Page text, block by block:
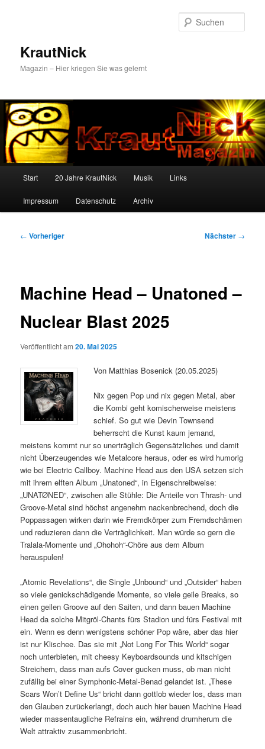
KrautNick
Magazin – Hier kriegen Sie was gelernt
Start 20 Jahre KrautNick Musik Links
Impressum Datenschutz Archiv
Beitragsnavigation
← Vorheriger Nächster →
Machine Head – Unatoned –
Nuclear Blast 2025
Veröffentlicht am20. Mai 2025
Von Matthias Bosenick (20.05.2025)
Nix gegen Pop und nix gegen Metal, aber
die Kombi geht komischerweise meistens
schief. So gut wie Devin Townsend
beherrscht die Kunst kaum jemand,
meistens kommt nur so unerträglich Gegensätzliches und damit
nicht Überzeugendes wie Metalcore heraus, oder es wird humorig
wie bei Electric Callboy. Machine Head aus den USA setzen sich
mit ihrem elften Album „Unatoned“, in Eigenschreibweise:
„UNATØNED“, zwischen alle Stühle: Die Anteile von Thrash- und
Groove-Metal sind höchst angenehm nackenbrechend, doch die
Poppassagen wirken darin wie Fremdkörper zum Fremdschämen
und reduzieren dann die Verträglichkeit. Man würde so gern die
Tralala-Momente und „Ohohoh“-Chöre aus dem Album
herauspulen!
„Atomic Revelations“, die Single „Unbound“ und „Outsider“ haben
so viele genickschädigende Momente, so viele geile Breaks, so
einen geilen Groove auf den Saiten, und dann bauen Machine
Head da solche Mitgröl-Chants fürs Stadion und fürs Festival mit
ein. Wenn es denn wenigstens schöner Pop wäre, aber das hier
ist nur Klischee. Das sie mit „Not Long For This World“ sogar
noch unterbieten, mit cheesy Keyboardsounds und kitschigen
Streichern, dass man aufs Cover gucken muss, ob man nicht
zufällig bei einer Symphonic-Metal-Benad gelandet ist. „These
Scars Won’t Define Us“ bricht dann gottlob wieder los, dass man
den Glauben zurückerlangt, doch auch hier bauen Machine Head
wieder massentaugliche Refrains ein, während drumherum die
Welt attraktiv zusammenbricht.